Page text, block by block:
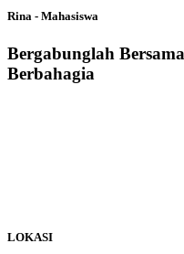
Rina - Mahasiswa
Bergabunglah
Berbahagia
LOKASI